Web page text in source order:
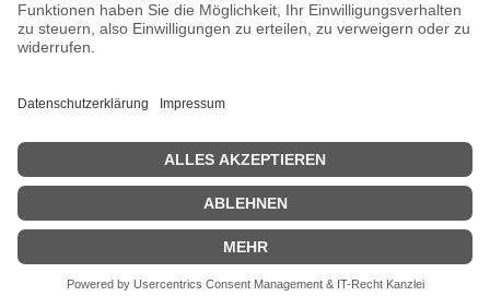
Canon P 23 DTSC II Calculator - LCD - Clock and Calendar function
- 2-colour printing
Zeige Preise inklusiv MwSt. (Brutto)
41,19€
IN DEN WARENKORB